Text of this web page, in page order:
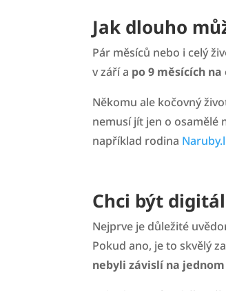
Jak dlouho
Pár měsíců nebo i celý
v září a po 9 měsících
Někomu ale kočovný
nemusí jít jen o osamělé
například rodina
Chci být
Nejprve je důležité
Pokud ano, je to skvělý
nebyli závislí na